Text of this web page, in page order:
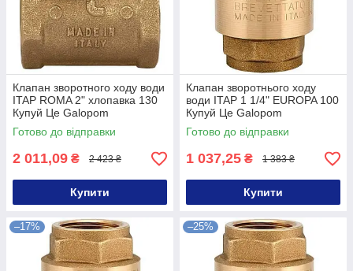
Клапан зворотного ходу води
ITAP ROMA 2" хлопавка 130
Купуй Це Galopom
Готово до відправки
2 011,09 ₴ 2 423 ₴
Купити
Клапан зворотнього ходу
води ITAP 1 1/4" EUROPA 100
Купуй Це Galopom
Готово до відправки
1 037,25 ₴ 1 383 ₴
Купити
–17% –25%